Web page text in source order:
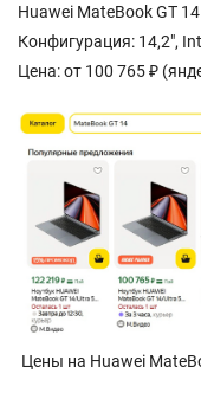
Huawei MateBook GT 14
Конфигурация: 14,2",
Цена: от 100 765 ₽
Цены на Huawei